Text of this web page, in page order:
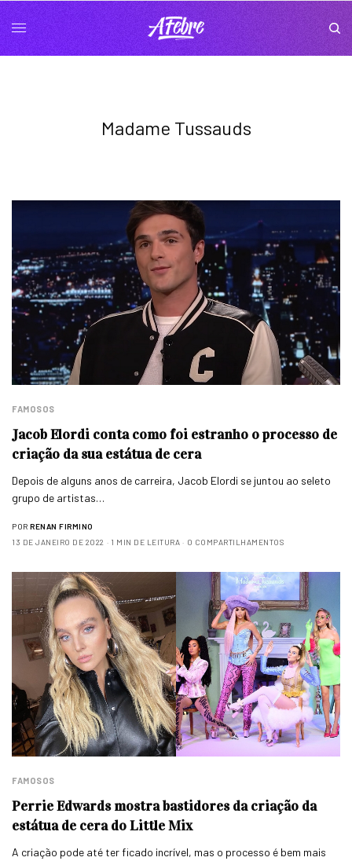
Madame Tussauds
FAMOSOS
Jacob Elordi conta como foi estranho o processo de
criação da sua estátua de cera
Depois de alguns anos de carreira, Jacob Elordi se juntou ao seleto
grupo de artistas…
POR RENAN FIRMINO
13 DE JANEIRO DE 2022
1 MIN DE LEITURA 0 COMPARTILHAMENTOS
FAMOSOS
Perrie Edwards mostra bastidores da criação da
estátua de cera do Little Mix
A criação pode até ter ficado incrível, mas o processo é bem mais